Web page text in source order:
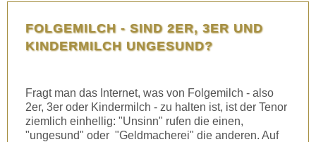
FOLGEMILCH - SIND 2ER, 3ER UND
KINDERMILCH UNGESUND?
Fragt man das Internet, was von Folgemilch - also
2er, 3er oder Kindermilch - zu halten ist, ist der Tenor
ziemlich einhellig: "Unsinn" rufen die einen,
"ungesund" oder "Geldmacherei" die anderen. Auf